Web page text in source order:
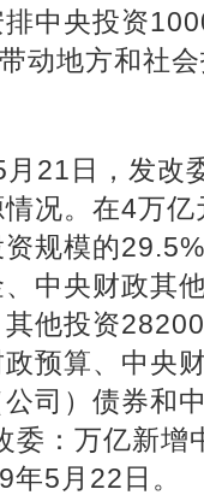
排中央投资
动地方和社
21日，发改
况。在4万
规模的
中央财政其
他投资
预算、中央
司）债券和
委：万亿新
5月22日。